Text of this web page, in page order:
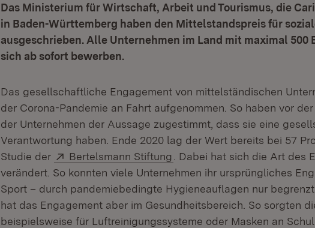
Das Ministerium für Wirtschaft, Arbeit und Tourismus, die
in Baden-Württemberg haben den Mittelstandspreis für
ausgeschrieben. Alle Unternehmen im Land mit maximal 500
sich ab sofort bewerben.
Das gesellschaftliche Engagement von mittelständischen
der Corona-Pandemie an Fahrt aufgenommen. So haben vor
der Unternehmen der Aussage zugestimmt, dass sie eine
Verantwortung haben. Ende 2020 lag der Wert bereits bei 57
Studie der
Extern:
Bertelsmann Stiftung (Öffnet in neuem Fenster)
. Dabei hat sich die Art des
verändert. So konnten viele Unternehmen ihr ursprüngliches
Sport – durch pandemiebedingte Hygieneauflagen nur
hat das Engagement aber im Gesundheitsbereich. So sorgten
beispielsweise für Luftreinigungssysteme oder Masken an